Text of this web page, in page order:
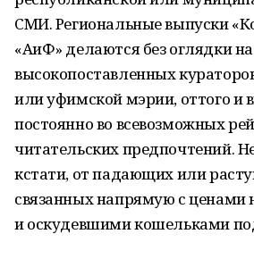
СМИ. Региональные выпуски
«АиФ» делаются без оглядки на
высокопоставленных
или уфимской мэрии, оттого и
постоянно во всевозможных
читательских предпочтений.
кстати, от падающих или
связанных напрямую с ценами
и оскудевшими кошельками